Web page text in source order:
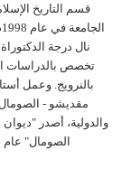
تخصص بالدراسات
بالنرويج. وعمل
مقديشو -
الصومال" عام 2010م، وله عدة بحوث أخرى، يقيم الآن بالنرويج .